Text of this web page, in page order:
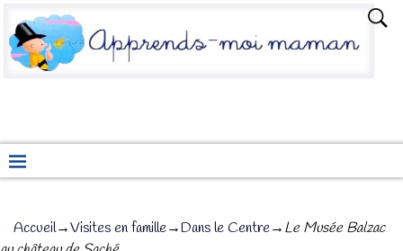
Accueil→Visites en famille→Dans le Centre→Le Musée Balzac